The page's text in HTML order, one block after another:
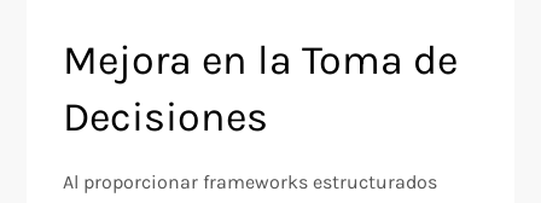
Mejora en la Toma de
Decisiones
Al proporcionar frameworks estructurados